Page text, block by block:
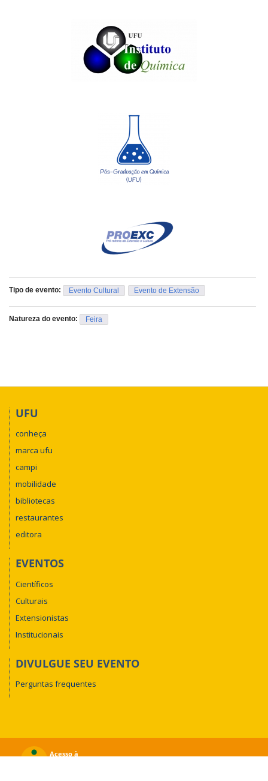
Tipo de evento: Evento Cultural Evento de Extensão
Natureza do evento: Feira
UFU
conheça
marca ufu
campi
mobilidade
bibliotecas
restaurantes
editora
EVENTOS
Científicos
Culturais
Extensionistas
Institucionais
DIVULGUE SEU EVENTO
Perguntas frequentes